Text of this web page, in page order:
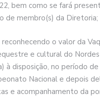
bem como se fará
de membro(s) da Diretoria;
o valor da
e cultural do
à disposição, no período de
Nacional e depois
e acompanhamento da